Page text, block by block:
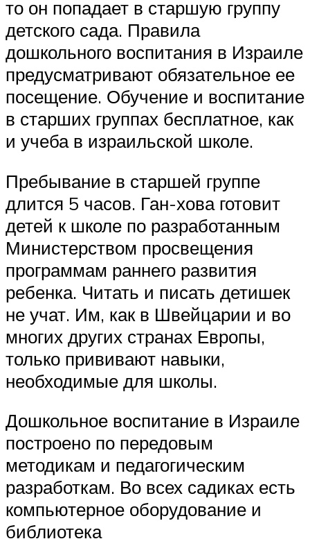
то он попадает в старшую группу
детского сада. Правила
дошкольного воспитания в Израиле
предусматривают обязательное ее
посещение. Обучение и воспитание
в старших группах бесплатное, как
и учеба в израильской школе.
Пребывание в старшей группе
длится 5 часов. Ган-хова готовит
детей к школе по разработанным
Министерством просвещения
программам раннего развития
ребенка. Читать и писать детишек
не учат. Им, как в Швейцарии и во
многих других странах Европы,
только прививают навыки,
необходимые для школы.
Дошкольное воспитание в Израиле
построено по передовым
методикам и педагогическим
разработкам. Во всех садиках есть
компьютерное оборудование и
библиотека